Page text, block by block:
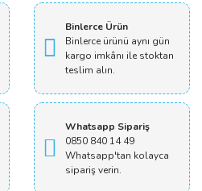
Binlerce Ürün
Binlerce ürünü aynı gün
kargo imkânı ile stoktan
teslim alın.
Whatsapp Sipariş
0850 840 14 49
Whatsapp'tan kolayca
sipariş verin.